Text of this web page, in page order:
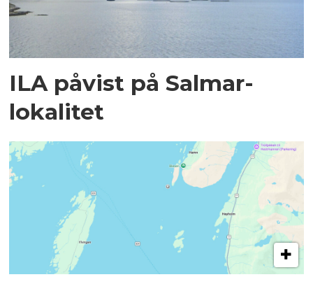
ILA påvist på Salmar-
lokalitet